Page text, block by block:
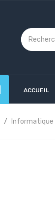
ACCUEIL
Informatique